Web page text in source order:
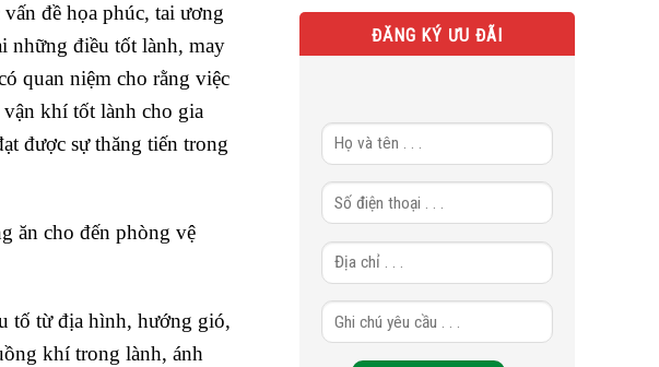
đề họa phúc, tai ương
những điều tốt lành, may
quan niệm cho rằng việc
khí tốt lành cho gia
được sự thăng tiến trong
ăn cho đến phòng vệ
tố từ địa hình, hướng gió,
khí trong lành, ánh
ĐĂNG KÝ ƯU ĐÃI